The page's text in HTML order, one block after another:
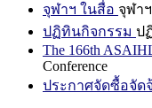
จุฬาฯ ในสื่อ จุฬา
ปฏิทินกิจกรรม ป
The 166th
Conference
ประกาศจัดซื้อจัด